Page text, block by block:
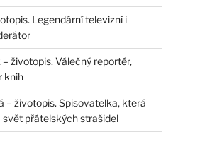
Legendární televizní i
životopis. Válečný reportér,
knih
– životopis. Spisovatelka, která
přátelských strašidel